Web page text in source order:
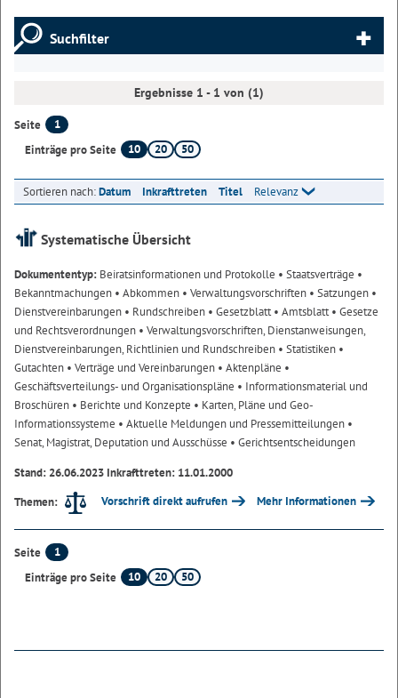
Suchfilter
Ergebnisse 1 - 1 von (1)
Seite
1
Einträge pro Seite
10 20 50
Sortieren nach:Datum Inkrafttreten Titel Relevanz
Systematische Übersicht
Dokumententyp: Beiratsinformationen und Protokolle • Staatsverträge •
Bekanntmachungen • Abkommen • Verwaltungsvorschriften • Satzungen •
Dienstvereinbarungen • Rundschreiben • Gesetzblatt• Amtsblatt• Gesetze
und Rechtsverordnungen • Verwaltungsvorschriften, Dienstanweisungen,
Dienstvereinbarungen, Richtlinien und Rundschreiben • Statistiken •
Gutachten • Verträge und Vereinbarungen • Aktenpläne •
Geschäftsverteilungs- und Organisationspläne • Informationsmaterial und
Broschüren • Berichte und Konzepte • Karten, Pläne und Geo-
Informationssysteme • Aktuelle Meldungen und Pressemitteilungen •
Senat, Magistrat, Deputation und Ausschüsse • Gerichtsentscheidungen
Stand: 26.06.2023 Inkrafttreten: 11.01.2000
Themen:
Vorschrift direkt aufrufen Mehr Informationen
Seite
1
Einträge pro Seite
10 20 50